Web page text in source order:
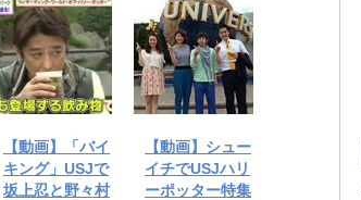
【動画】「バイ
キング」USJで
坂上忍と野々村
【動画】シュー
イチでUSJハリ
ーポッター特集